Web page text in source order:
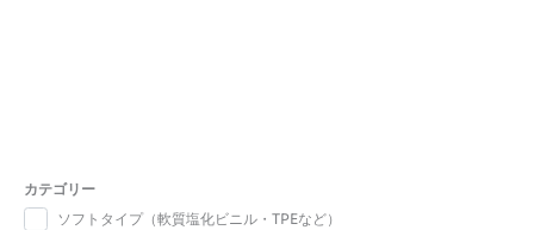
カテゴリー
ソフトタイプ（軟質塩化ビニル・TPEなど）